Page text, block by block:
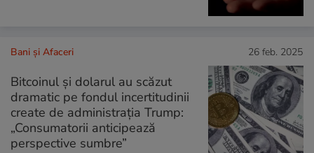
Bani și Afaceri 26 feb. 2025
Bitcoinul și dolarul au scăzut
dramatic pe fondul incertitudinii
create de administrația Trump:
„Consumatorii anticipează
perspective sumbre”